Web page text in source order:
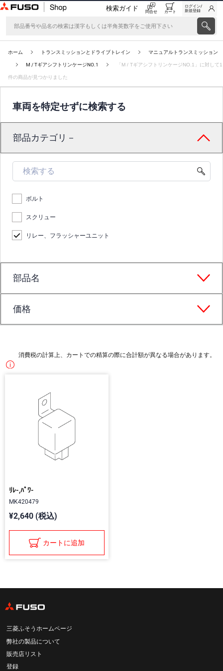
検索ガイド 問合せ カート
ログイン/
新規登録
ホーム トランスミッションとドライブトレイン マニュアルトランスミッション
M / TギアシフトリンケージNO.1 「M / TギアシフトリンケージNO.1」に対して1
件の商品が見つかりました
車両を特定せずに検索する
部品カテゴリ－
ボルト
スクリュー
リレー、フラッシャーユニット
部品名
価格
消費税の計算上、カートでの精算の際に合計額が異なる場合があります。
ﾘﾚ-,ﾊﾟﾜ-
MK420479
¥2,640 (税込)
カートに追加
三菱ふそうホームページ
弊社の製品について
販売店リスト
登録